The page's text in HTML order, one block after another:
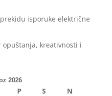
isporuke električne
opuštanja, kreativnosti i
2026
P S
N